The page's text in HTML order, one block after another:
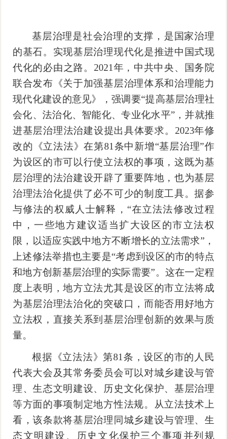
基层治理是社会治理的支撑，是国家治理
的基石。实现基层治理现代化是推进中国式现
代化的必由之路。2021年，中共中央、国务院
联合发布《关于加强基层治理体系和治理能力
现代化建设的意见》，强调要“提高基层治理社
会化、法治化、智能化、专业化水平”，并就推
进基层治理法治建设提出具体要求。2023年修
改的《立法法》在第81条中新增“基层治理”作
为设区的市可以行使立法权的事项，这既为基
层治理的法治建设开辟了重要阵地，也为基层
治理法治化提供了必不可少的制度工具。据参
与修法的权威人士解释，“在立法法修改过程
中，一些地方建议适当扩大设区的市立法权
限，以适应实践中地方不断增长的立法需求”，
上述修法举措也主要是“考虑到设区的市的特点
和地方创新基层治理的实际需要”。这在一定程
度上表明，地方立法尤其是设区的市立法将成
为基层治理法治化的突破口，而能否用好地方
立法权，直接关系到基层治理创新的效果与质
量。
根据《立法法》第81条，设区的市的人民
代表大会及其常务委员会可以对城乡建设与管
理、生态文明建设、历史文化保护、基层治理
等方面的事项制定地方性法规。从立法技术上
看，该条款将基层治理同城乡建设与管理、生
态文明建设、历史文化保护三个事项并列规